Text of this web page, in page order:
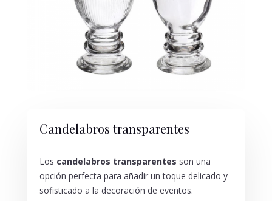
Candelabros transparentes
Los candelabros transparentes son una
opción perfecta para añadir un toque delicado y
sofisticado a la decoración de eventos.